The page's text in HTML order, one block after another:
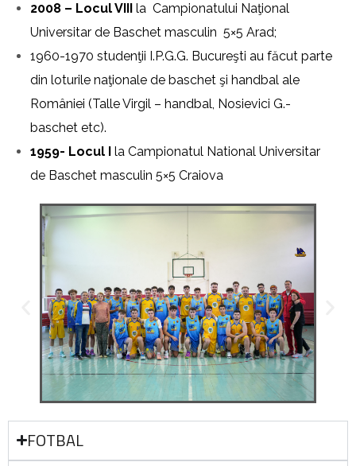
2008 – Locul VIII la Campionatului Naţional
Universitar de Baschet masculin 5×5 Arad;
1960-1970 studenţii I.P.G.G. Bucureşti au făcut parte
din loturile naţionale de baschet şi handbal ale
României (Talle Virgil – handbal, Nosievici G.-
baschet etc).
1959- Locul I la Campionatul National Universitar
de Baschet masculin 5×5 Craiova
FOTBAL